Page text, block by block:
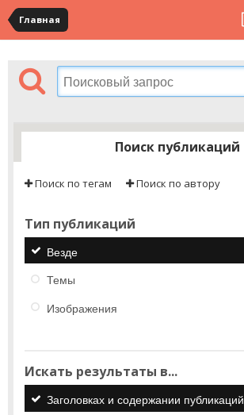
Главная
Поиск публикаций
Поиск по тегам Поиск по автору
Тип публикаций
Везде
Темы
Изображения
Искать результаты в...
Заголовках и содержании публикаций